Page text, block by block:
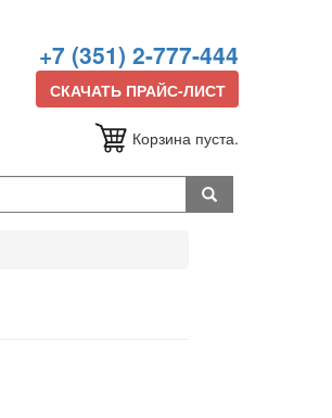
+7 (351) 2-777-444
СКАЧАТЬ ПРАЙС-ЛИСТ
Корзина пуста.